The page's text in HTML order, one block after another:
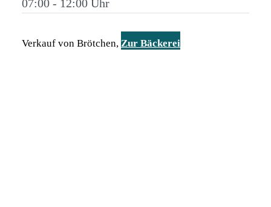
07:00 - 12:00
Verkauf von Brötchen, Zur Bäckerei